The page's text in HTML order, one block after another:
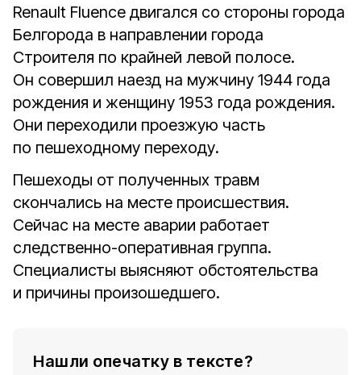
Renault Fluence двигался со стороны города
Белгорода в направлении города
Строителя по крайней левой полосе.
Он совершил наезд на мужчину 1944 года
рождения и женщину 1953 года рождения.
Они переходили проезжую часть
по пешеходному переходу.
Пешеходы от полученных травм
скончались на месте происшествия.
Сейчас на месте аварии работает
следственно-оперативная группа.
Специалисты выясняют обстоятельства
и причины произошедшего.
Нашли опечатку в тексте?